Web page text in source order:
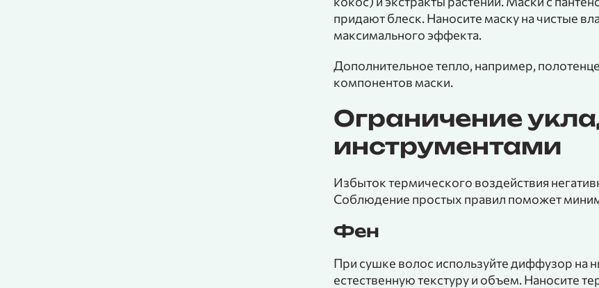
придают блеск. Наносите маску на чистые
максимального эффекта.
Дополнительное тепло, например,
компонентов маски.
Ограничение
инструментами
Избыток термического воздействия
Соблюдение простых правил поможет
Фен
При сушке волос используйте диффузор на
естественную текстуру и объем. Наносите